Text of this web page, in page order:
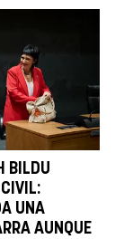
BILDU
UNA
AUNQUE